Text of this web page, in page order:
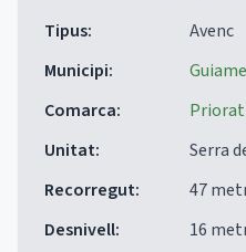
Tipus:
Avenc
Municipi:
Comarca:
Priorat
Unitat:
Serra
Recorregut:
47
Desnivell:
16